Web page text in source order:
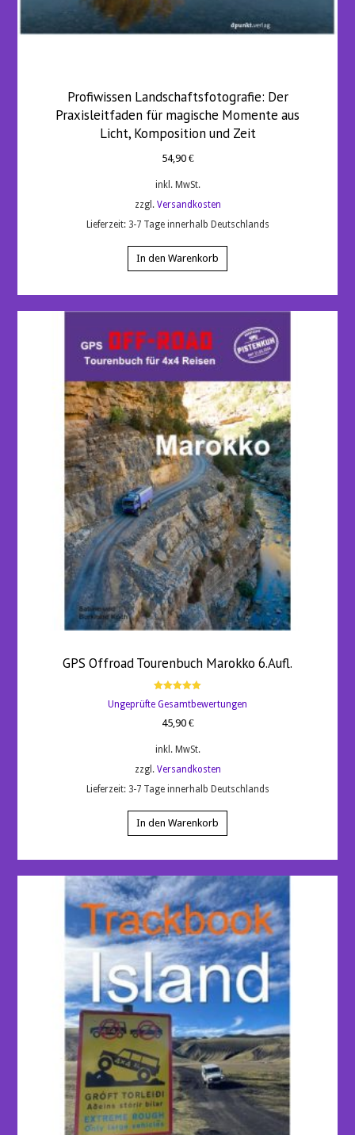
Profiwissen Landschaftsfotografie: Der
Praxisleitfaden für magische Momente aus
Licht, Komposition und Zeit
54,90 €
inkl. MwSt.
zzgl. Versandkosten
Lieferzeit: 3-7 Tage innerhalb Deutschlands
In den Warenkorb
GPS Offroad Tourenbuch Marokko 6.Aufl.
Bewertet
mit
von 5
Ungeprüfte Gesamtbewertungen
45,90 €
inkl. MwSt.
zzgl. Versandkosten
Lieferzeit: 3-7 Tage innerhalb Deutschlands
In den Warenkorb